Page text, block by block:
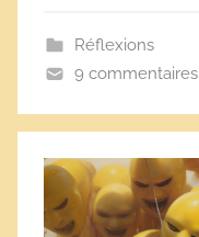
Réflexions
9 commentaires